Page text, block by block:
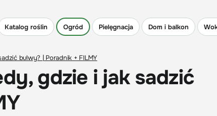
Katalog roślin Ogród Pielęgnacja Dom i balkon
bulwy? | Poradnik + FILMY
gdzie i jak sadzić